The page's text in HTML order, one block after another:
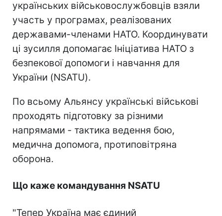
українських військовослужбовців взяли
участь у програмах, реалізованих
державами-членами НАТО. Координувати
ці зусилля допомагає Ініціатива НАТО з
безпекової допомоги і навчання для
України (NSATU).
По всьому Альянсу українські військові
проходять підготовку за різними
напрямами - тактика ведення бою,
медична допомога, протиповітряна
оборона.
Що каже командування NSATU
"Тепер Україна має єдиний